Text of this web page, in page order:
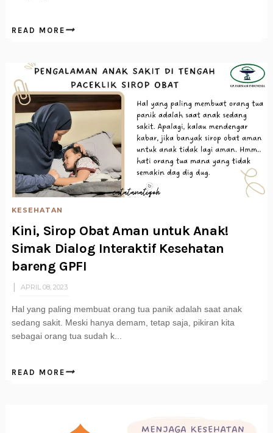
READ MORE
KESEHATAN
Kini, Sirop Obat Aman untuk Anak!
Simak Dialog Interaktif Kesehatan
bareng GPFI
APRIL 08, 2023
Hal yang paling membuat orang tua panik adalah saat anak
sedang sakit. Meski hanya demam, tetap saja, pikiran kita
sebagai orang tua sudah k...
READ MORE